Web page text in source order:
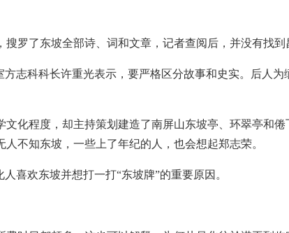
罗了东坡全部诗、词和文章，记者查阅后，并没有找到
志科科长许重光表示，要严格区分故事和史实。后人为
化程度，却主持策划建造了南屏山东坡亭、环翠亭和
不知东坡，一些上了年纪的人，也会想起郑志荣。
喜欢东坡并想打一打“东坡牌”的重要原因。